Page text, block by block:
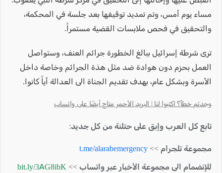
مساء يوم أمس، وتم تمديد توقيفها بعد جلسة في المحكمة،
والتحقيق في فحص ملابسات القضية مستمراً.
ترى شرطة إسرائيل ببالغ الخطورة جرائم العنف، وستواصل
العمل بحزم دون هوادة ضد مثل هذة الجرائم وخاصة داخل
الأسرة وبشكل عام، بهدف تقديم الجناة الى العدالة أياً كانوا.
وجدتم خطأ؟ اكتبوا لنا | البريد الأحمر متاح أيضًا على واتساب
تابع كل العرب وإبق على حتلنة من كل جديد:
مجموعة تلجرام >> t.me/alarabemergency
للإنضمام الى مجموعة الأخبار عبر واتساب >> bit.ly/3AG8ibK